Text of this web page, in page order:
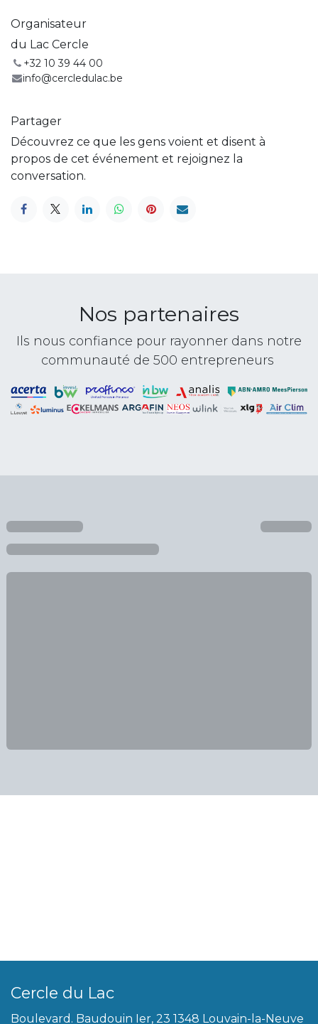
Organisateur
du Lac Cercle
+32 10 39 44 00
info@cercledulac.be
Partager
Découvrez ce que les gens voient et disent à
propos de cet événement et rejoignez la
conversation.
Nos partenaires
Ils nous confiance pour rayonner dans notre
communauté de 500 entrepreneurs
Cercle du Lac
Boulevard. Baudouin Ier, 23 1348 Louvain-la-Neuve